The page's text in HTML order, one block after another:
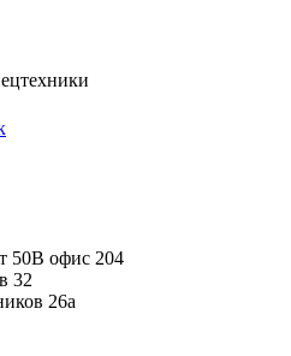
50В офис 204
32
26а